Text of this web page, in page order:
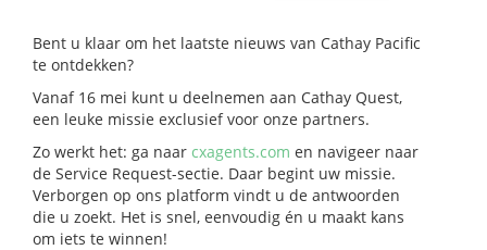
Bent u klaar om het laatste nieuws van Cathay Pacific
te ontdekken?
Vanaf 16 mei kunt u deelnemen aan Cathay Quest,
een leuke missie exclusief voor onze partners.
Zo werkt het: ga naar cxagents.com en navigeer naar
de Service Request-sectie. Daar begint uw missie.
Verborgen op ons platform vindt u de antwoorden
die u zoekt. Het is snel, eenvoudig én u maakt kans
om iets te winnen!